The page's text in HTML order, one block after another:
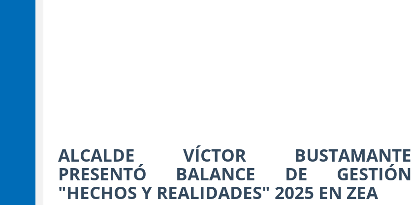
ALCALDE VÍCTOR BUSTAMANTE
PRESENTÓ BALANCE DE GESTIÓN
"HECHOS Y REALIDADES" 2025 EN ZEA